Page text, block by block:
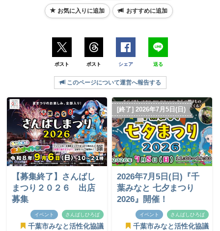
お気に入りに追加 おすすめに追加
ポスト ポスト シェア 送る
このページについて運営へ報告する
【募集終了】さんばし
まつり２０２６ 出店
募集
イベント さんばしひろば
千葉市みなと活性化協議
[終了] 2026年7月5日(日)
2026年7月5日(日)『千
葉みなと 七夕まつり
2026』開催！
イベント さんばしひろば
千葉市みなと活性化協議